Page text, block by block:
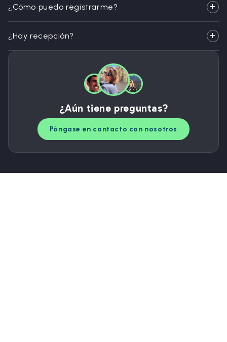
¿Cómo puedo registrarme?
¿Hay recepción?
¿Aún tiene preguntas?
Póngase en contacto con nosotros